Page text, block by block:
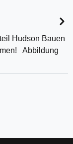
Hudson Bauen
Abbildung